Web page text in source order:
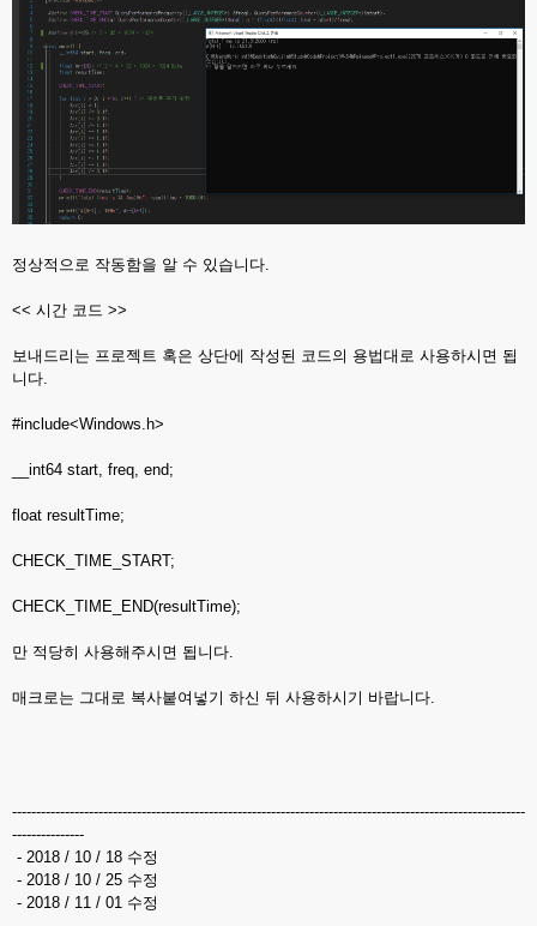
정상적으로 작동함을 알 수 있습니다.
<< 시간 코드 >>
보내드리는 프로젝트 혹은 상단에 작성된 코드의 용법대로 사용하시면 됩
니다.
#include<Windows.h>
__int64 start, freq, end;
float resultTime;
CHECK_TIME_START;
CHECK_TIME_END(resultTime);
만 적당히 사용해주시면 됩니다.
매크로는 그대로 복사붙여넣기 하신 뒤 사용하시기 바랍니다.
-----------------------------------------------------------------------------------------------------------
---------------
- 2018 / 10 / 18 수정
- 2018 / 10 / 25 수정
- 2018 / 11 / 01 수정